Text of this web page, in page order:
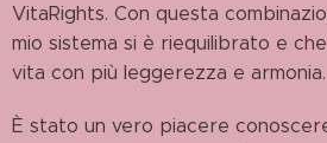
VitaRights. Con questa
mio sistema si è riequilibrato e
vita con più leggerezza e armonia.
È stato un vero piacere